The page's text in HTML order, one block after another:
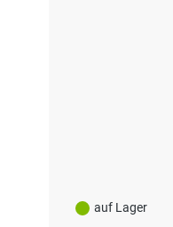
auf Lager